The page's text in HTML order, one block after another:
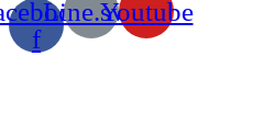
f
Line.svgYoutube